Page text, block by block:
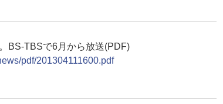
BS-TBSで6月から放送(PDF)
pdf/201304111600.pdf